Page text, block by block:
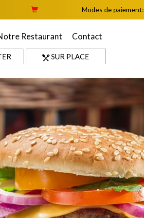
Modes de paiement:
Restaurant Contact
SUR PLACE